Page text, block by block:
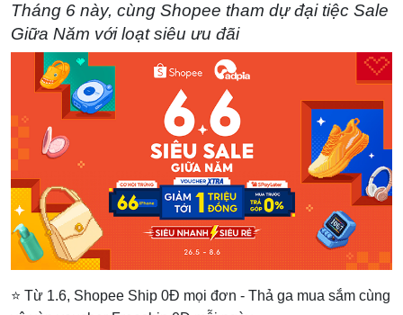
Tháng 6 này, cùng Shopee tham dự đại tiệc Sale
Giữa Năm với loạt siêu ưu đãi
⭐ Từ 1.6, Shopee Ship 0Đ mọi đơn - Thả ga mua sắm cùng